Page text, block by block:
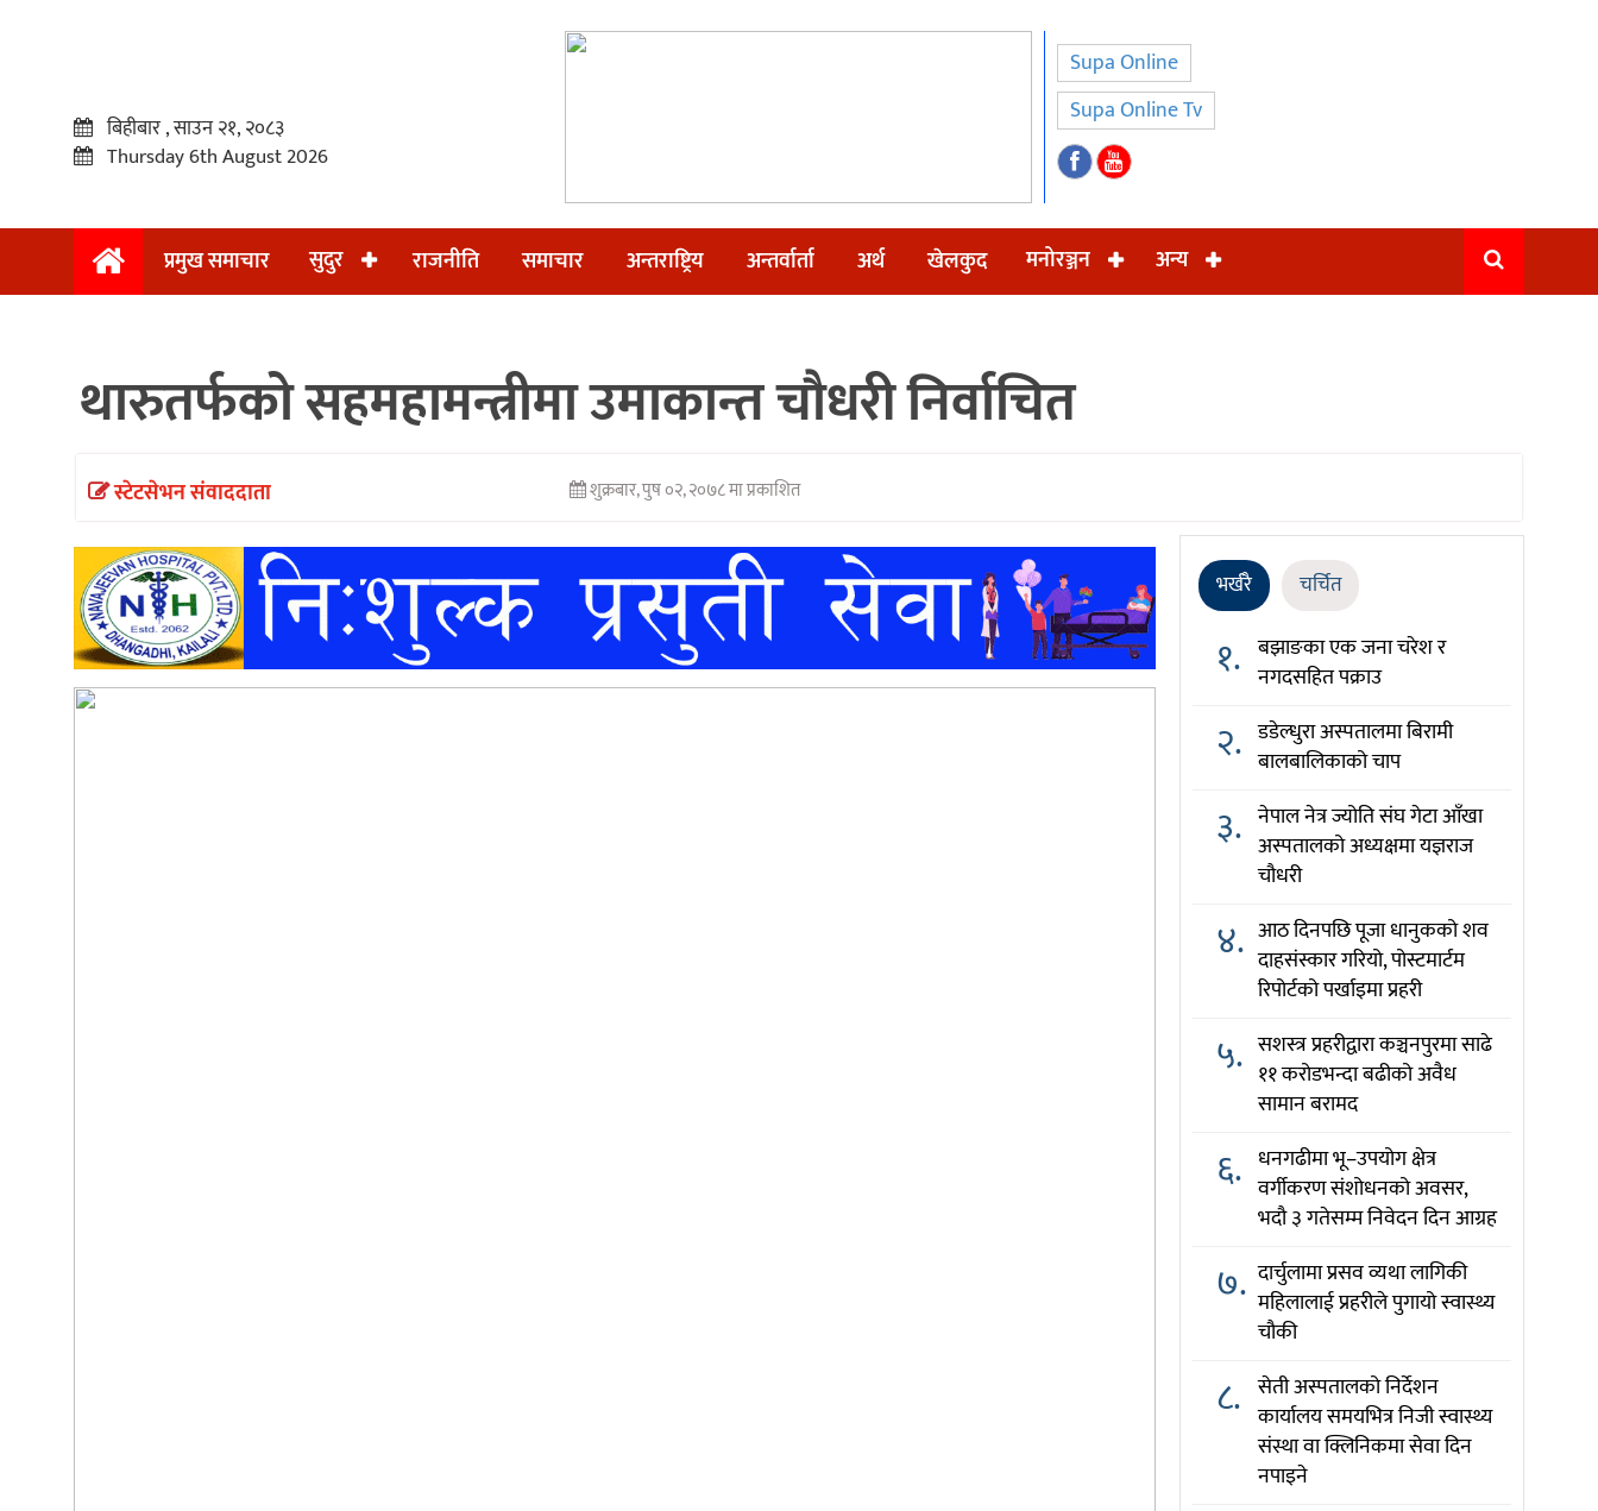
प्रमुख
समाचार
अन्तर्वार्ता
खेलकुद
बिहीबार , साउन २१, २०८३
Thursday 6th August 2026
Supa Online
Supa Online Tv
प्रमुख समाचार सुदुर राजनीति समाचार अन्तराष्ट्रिय अन्तर्वार्ता अर्थ खेलकुद मनोरञ्जन अन्य
थारुतर्फको सहमहामन्त्रीमा उमाकान्त चौधरी निर्वाचित
स्टेटसेभन संवाददाता शुक्रबार, पुष ०२, २०७८ मा प्रकाशित
भर्खरै चर्चित
१. बझाङका एक जना चरेश र
नगदसहित पक्राउ
२. डडेल्धुरा अस्पतालमा बिरामी
बालबालिकाको चाप
३. नेपाल नेत्र ज्योति संघ गेटा आँखा
अस्पतालको अध्यक्षमा यज्ञराज
चौधरी
४. आठ दिनपछि पूजा धानुकको शव
दाहसंस्कार गरियो, पोस्टमार्टम
रिपोर्टको पर्खाइमा प्रहरी
५. सशस्त्र प्रहरीद्वारा कञ्चनपुरमा साढे
११ करोडभन्दा बढीको अवैध
सामान बरामद
६. धनगढीमा भू–उपयोग क्षेत्र
वर्गीकरण संशोधनको अवसर,
भदौ ३ गतेसम्म निवेदन दिन आग्रह
७. दार्चुलामा प्रसव व्यथा लागिकी
महिलालाई प्रहरीले पुगायो स्वास्थ्य
चौकी
८. सेती अस्पतालको निर्देशन
कार्यालय समयभित्र निजी स्वास्थ्य
संस्था वा क्लिनिकमा सेवा दिन
नपाइने